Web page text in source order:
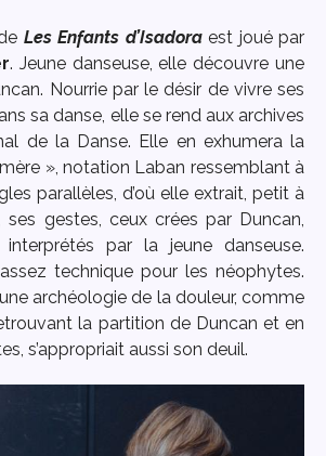
Les Enfants d’Isadoraest joué par
. Jeune danseuse, elle découvre une
Nourrie par le désir de vivre ses
sa danse, elle se rend aux archives
de la Danse. Elle en exhumera la
», notation Laban ressemblant à
parallèles, d’où elle extrait, petit à
gestes, ceux crées par Duncan,
par la jeune danseuse.
technique pour les néophytes.
archéologie de la douleur, comme
la partition de Duncan et en
s’appropriait aussi son deuil.